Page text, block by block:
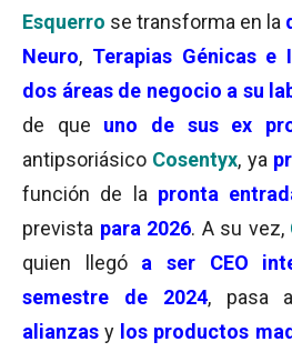
Esquerro se transforma en la
Neuro, Terapias Génicas e
dos áreas de negocio a su
de que uno de sus ex
antipsoriásico Cosentyx, ya
función de la pronta
prevista para 2026. A su vez,
quien llegó a ser CEO
semestre de 2024, pasa
alianzasy los productos